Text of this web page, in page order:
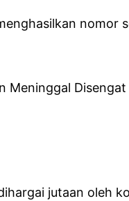
nomor
Meninggal Disengat
jutaan oleh